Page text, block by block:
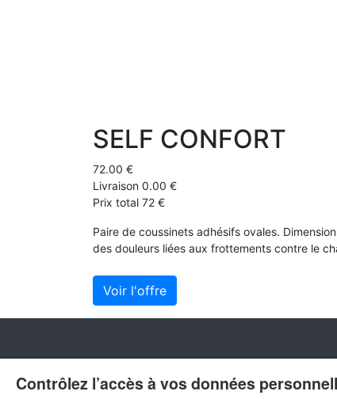
SELF CONFORT
72.00 €
Livraison 0.00 €
Prix total 72 €
Paire de coussinets adhésifs ovales.
des douleurs liées aux frottements contre le
Voir l'offre
Contrôlez l’accès à vos données